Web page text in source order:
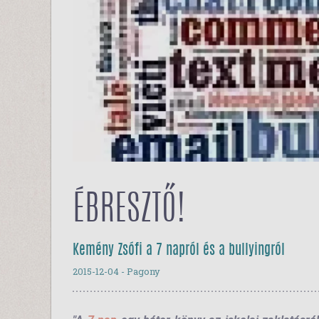
ÉBRESZTŐ!
Kemény Zsófi a 7 napról és a bullyingról
2015-12-04 - Pagony